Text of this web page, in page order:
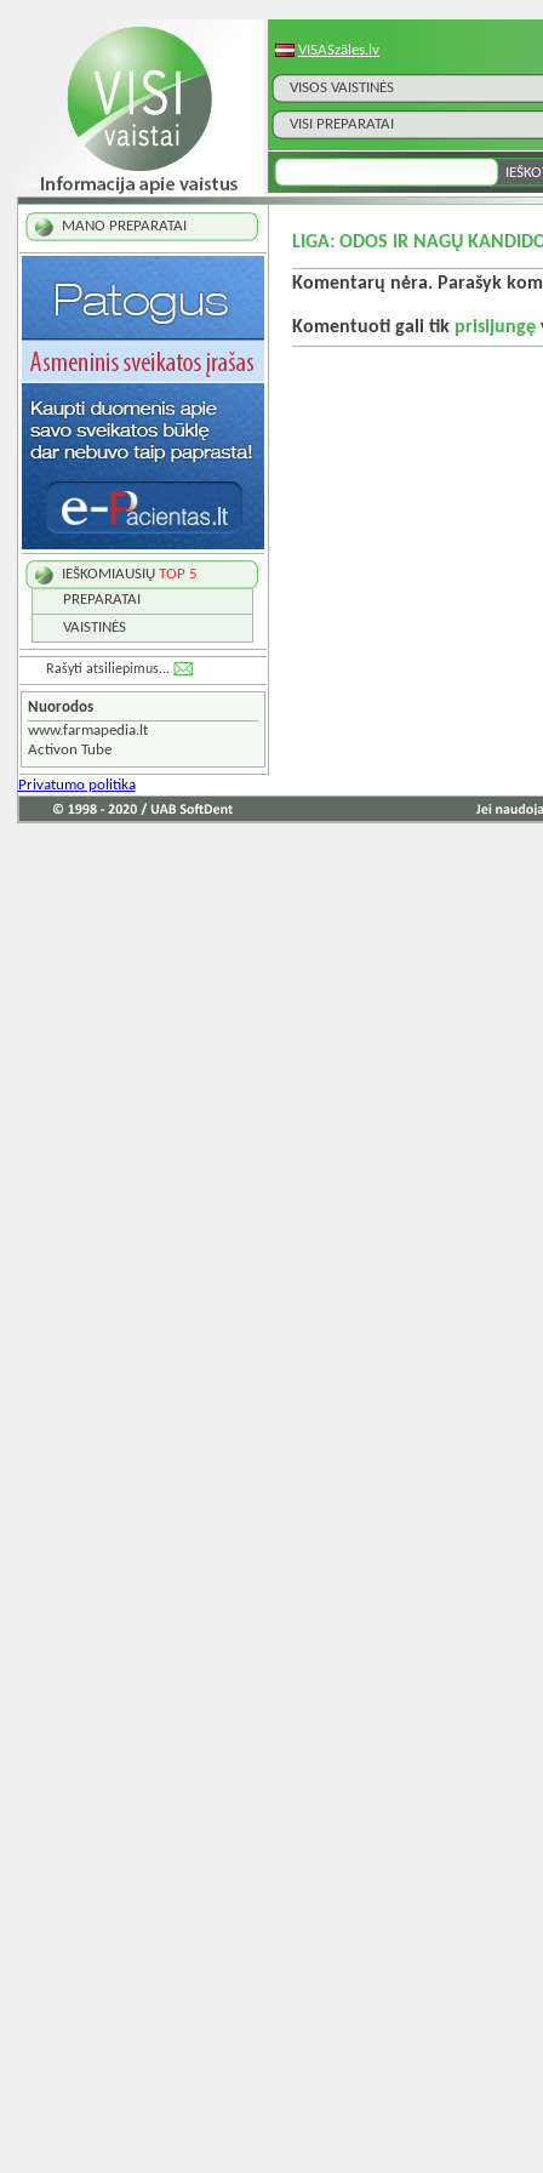
VISASzāles.lv
VISOS VAISTINĖS
VISI PREPARATAI
MANO PREPARATAI
IEŠKOMIAUSIŲ TOP 5
PREPARATAI
VAISTINĖS
Rašyti atsiliepimus...
Nuorodos
www.farmapedia.lt
Activon Tube
LIGA: ODOS IR NAGŲ
Komentarų nėra. Parašyk
Komentuoti gali tik prisijungę
Privatumo politika